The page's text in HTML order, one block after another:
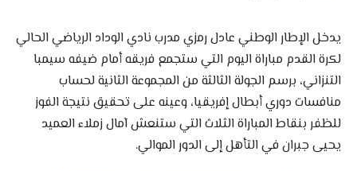
يدخل الإطار الوطني عادل رمزي مدرب نادي الوداد الرياضي الحالي
لكرة القدم مباراة اليوم التي ستجمع فريقه أمام ضيفه سيمبا
التنزاني، برسم الجولة الثالثة من المجموعة الثانية لحساب
منافسات دوري أبطال إفريقيا، وعينه على تحقيق نتيجة الفوز
للظفر بنقاط المباراة الثلاث التي ستنعش آمال زملاء العميد
يحيى جبران في التأهل إلى الدور الموالي.